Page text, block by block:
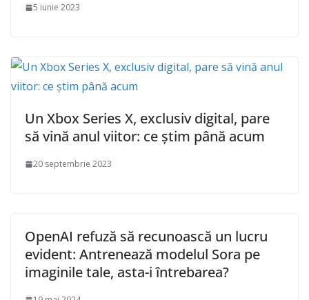
5 iunie 2023
Un Xbox Series X, exclusiv digital, pare
să vină anul viitor: ce știm până acum
20 septembrie 2023
OpenAI refuză să recunoască un lucru
evident: Antrenează modelul Sora pe
imaginile tale, asta-i întrebarea?